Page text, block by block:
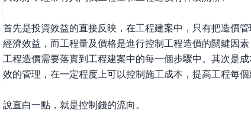
首先是投資效益的直接反映，在工程建案中，只有把造價
經濟效益，而工程量及價格是進行控制工程造價的關鍵因
工程造價需要落實到工程建案中的每一個步驟中。其次是
效的管理，在一定程度上可以控制施工成本，提高工程每個
說直白一點，就是控制錢的流向。